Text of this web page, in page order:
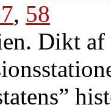
, 58
Dikt